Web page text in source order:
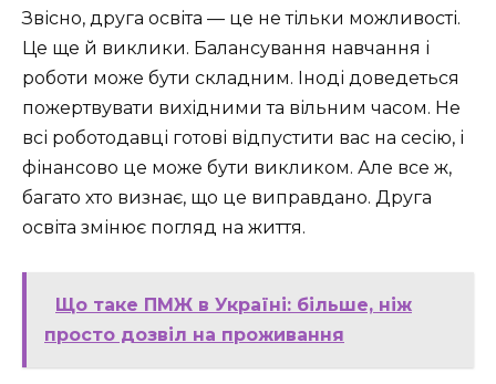
Звісно, друга освіта — це не тільки можливості.
Це ще й виклики. Балансування навчання і
роботи може бути складним. Іноді доведеться
пожертвувати вихідними та вільним часом. Не
всі роботодавці готові відпустити вас на сесію, і
фінансово це може бути викликом. Але все ж,
багато хто визнає, що це виправдано. Друга
освіта змінює погляд на життя.
Що таке ПМЖ в Україні: більше, ніж
просто дозвіл на проживання